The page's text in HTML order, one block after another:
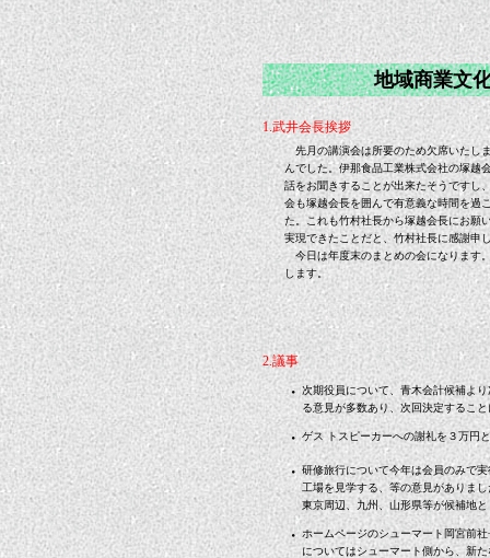
地域商業文
1.武井会長挨拶
先月の講演会は所要のため欠席いたし
んでした。伊那食品工業株式会社の塚越
話をお聞きすることが出来たそうですし
会も塚越会長を囲んで有意義な時間を過
た。これも竹村社長から塚越会長にお願
実現できたことだと、竹村社長に感謝申
今日は年度末のまとめの会になります
します。
2.議事
・次期役員について、青木会計候補よ
る意見が多数あり、次回決定するこ
・ゲス トスピーカーへの謝礼を３万円
・研修旅行について今年は会員のみで
工場を見学する、等の意見がありま
東京周辺、九州、山形県等が候補地
・ ホームページのシューマート岡宮前
についてはシューマート側から、新